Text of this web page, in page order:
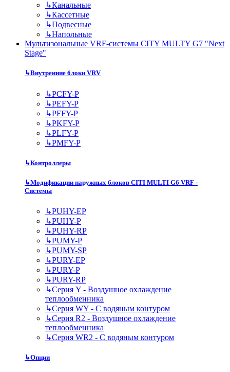
↳Канальные
↳Кассетные
↳Подвесные
↳Напольные
Мультизональные VRF-системы CITY MULTY G7 "Next
Stage"
↳Внутренние блоки VRV
↳PCFY-P
↳PEFY-P
↳PFFY-P
↳PKFY-P
↳PLFY-P
↳PMFY-P
↳Контроллеры
↳Модификации наружных блоков CITI MULTI G6 VRF -
Системы
↳PUHY-EP
↳PUHY-P
↳PUHY-RP
↳PUMY-P
↳PUMY-SP
↳PURY-EP
↳PURY-P
↳PURY-RP
↳Серия Y - Воздушное охлаждение
теплообменника
↳Серия WY - С водяным контуром
↳Серия R2 - Воздушное охлаждение
теплообменника
↳Серия WR2 - С водяным контуром
↳Опции